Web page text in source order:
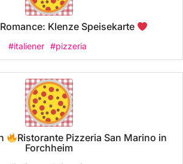
Klenze Speisekarte
#italiener #pizzeria
Ristorante Pizzeria San Marino in
Forchheim